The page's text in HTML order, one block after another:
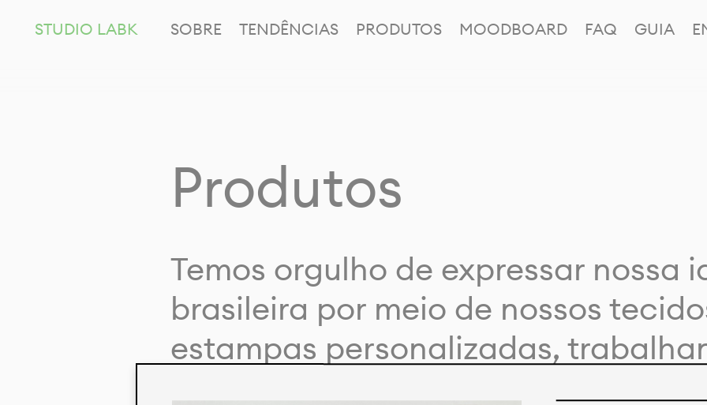
STUDIO LABK SOBRE TENDÊNCIAS PRODUTOS MOODBOARD FAQ GUIA
Produtos
Temos orgulho de expressar nossa
brasileira por meio de nossos
estampas personalizadas,